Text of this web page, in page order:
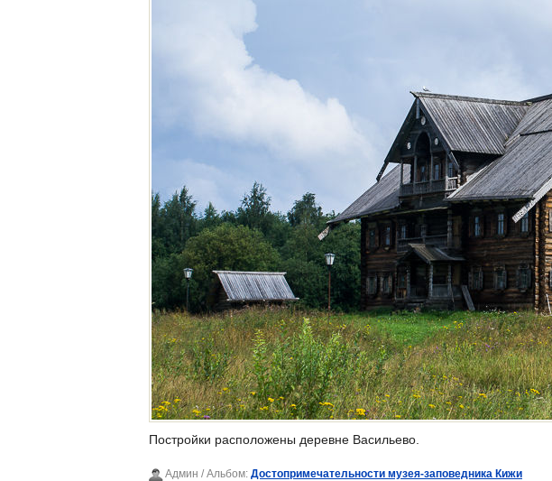
Постройки расположены деревне Васильево.
Админ / Альбом: Достопримечательности музея-заповедника Кижи